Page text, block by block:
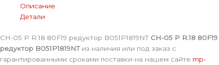
Описание
Детали
CH-05 P R.18 80F19 редуктор B051P1819NT CH-05 P R.18 80F19
редуктор B051P1819NTиз наличия или под заказ с
гарантированными сроками поставки на нашем сайте mp-